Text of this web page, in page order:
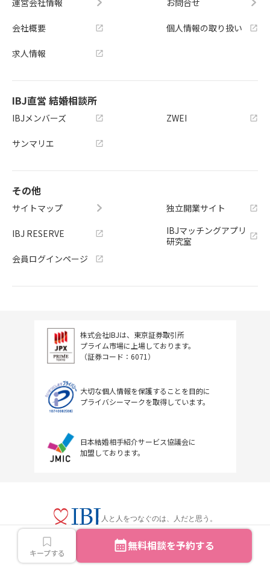
キープする 無料相談を予約する
会社概要
求人情報
個人情報の取り扱い
IBJ直営 結婚相談所
IBJメンバーズ
サンマリエ
ZWEI
その他
サイトマップ
IBJ RESERVE
会員ログインページ
独立開業サイト
IBJマッチングアプリ
研究室
株式会社IBJは、東京証券取引所
プライム市場に上場しております。
（証券コード：6071）
大切な個人情報を保護することを目的に
プライバシーマークを取得しています。
日本結婚相手紹介サービス協議会に
加盟しております。
人と人をつなぐのは、人だと思う。